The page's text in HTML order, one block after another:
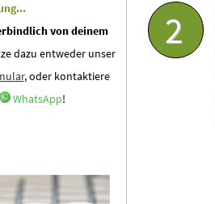
von deinem
dazu entweder unser
, oder kontaktiere
WhatsApp!
2